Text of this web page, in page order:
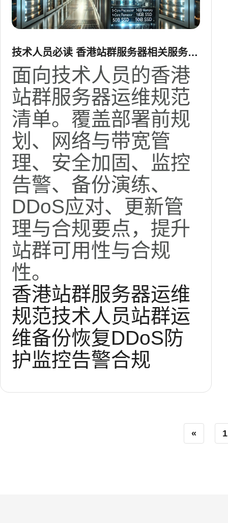
技术人员必读 香港站群服务器相关服务运
维规范清单
面向技术人员的香港
站群服务器运维规范
清单。覆盖部署前规
划、网络与带宽管
理、安全加固、监控
告警、备份演练、
DDoS应对、更新管
理与合规要点，提升
站群可用性与合规
性。
香港站群服务器运维
规范技术人员站群运
维备份恢复DDoS防
护监控告警合规
« 1